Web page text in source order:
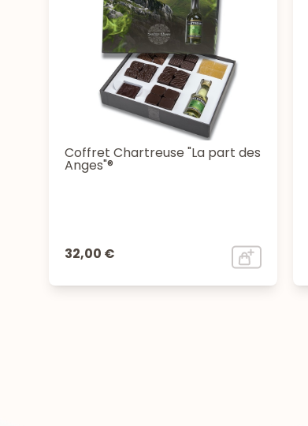
Coffret Chartreuse "La part des
Anges"®
32,00 €